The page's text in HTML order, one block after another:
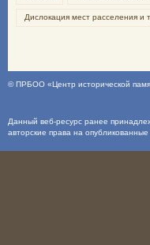
Дислокация мест расселения и
©ПРБОО «Центр исторической
Данный веб-ресурс ранее
авторские права на